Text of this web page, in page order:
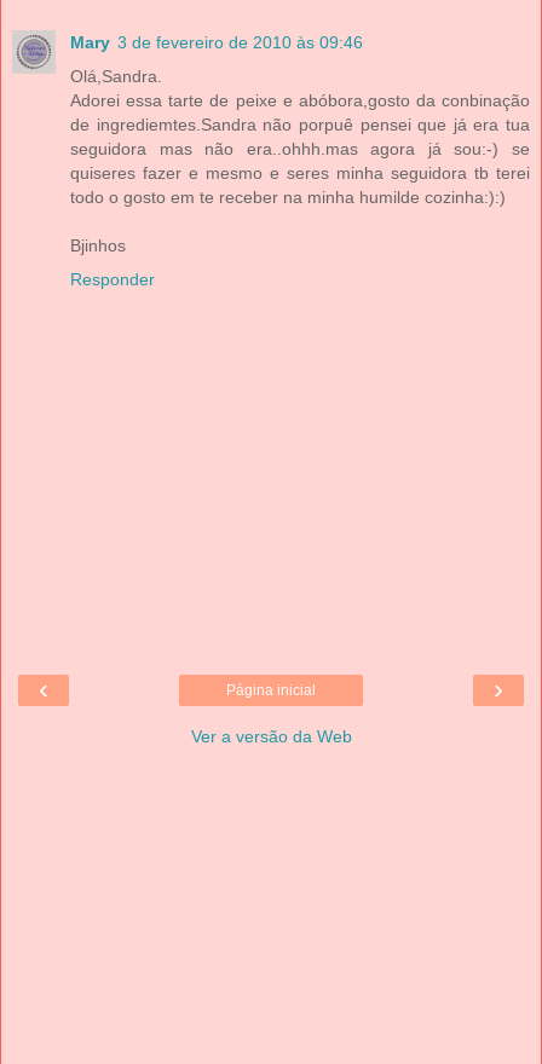
Mary 3 de fevereiro de 2010 às 09:46
Olá,Sandra.
Adorei essa tarte de peixe e abóbora,gosto da conbinação
de ingrediemtes.Sandra não porpuê pensei que já era tua
seguidora mas não era..ohhh.mas agora já sou:-) se
quiseres fazer e mesmo e seres minha seguidora tb terei
todo o gosto em te receber na minha humilde cozinha:):)
Bjinhos
Responder
‹ ›
Página inicial
Ver a versão da Web